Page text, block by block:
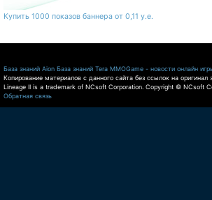
Купить 1000 показов баннера от 0,11 у.е.
База знаний Aion База знаний Tera MMOGame - новости онлайн
Копирование материалов с данного сайта без ссылок на оригинал
Lineage II is a trademark of NCsoft Corporation. Copyright © NCsoft
Обратная связь